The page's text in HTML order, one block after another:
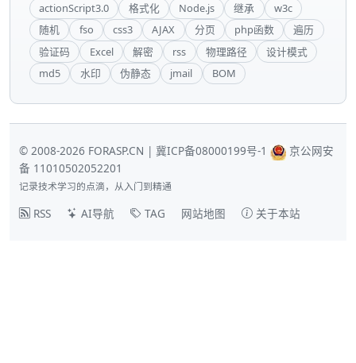
actionScript3.0
格式化 Node.js 继承
w3c
随机
fso css3 AJAX 分页 php函数
遍历
验证码
Excel 解密 rss 物理路径
设计模式
md5
水印 伪静态 jmail BOM
© 2008-2026 FORASP.CN | 冀ICP备08000199号-1
京公网安
备 11010502052201
记录技术学习的点滴，从入门到精通
RSS AI导航 TAG 网站地图 关于本站